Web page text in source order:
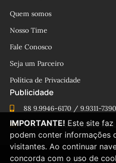
Quem somos
Nosso Time
Fale Conosco
Seja um Parceiro
Política de Privacidade
Publicidade
88 9.9946-6170 / 9.9311-7390
© Blog César Macêdo 2015 –
IMPORTANTE! Este site
podem conter informações
visitantes. Ao continuar
concorda com o uso de